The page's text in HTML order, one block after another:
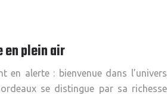
en plein air
en alerte : bienvenue dans l’univers
se distingue par sa richesse